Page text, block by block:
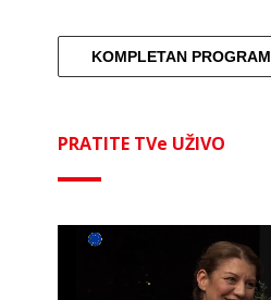
KOMPLETAN PROGRAM
PRATITE TVe UŽIVO